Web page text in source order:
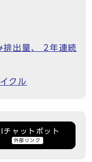
排出量、 2年連続
クル
チャットボット
外部リンク